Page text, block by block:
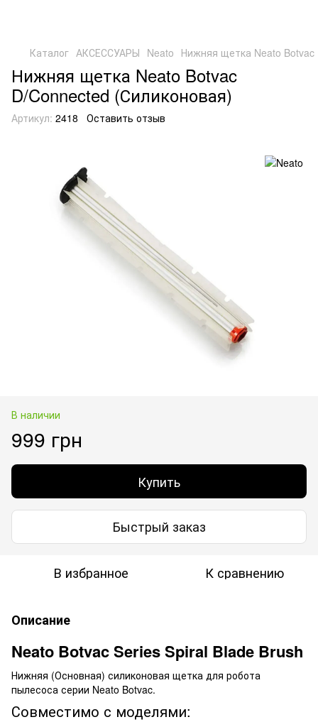
Каталог АКСЕССУАРЫ Neato Нижняя щетка Neato Botvac
Нижняя щетка Neato Botvac
D/Connected (Силиконовая)
Артикул: 2418 Оставить отзыв
В наличии
999 грн
Купить
Быстрый заказ
В избранное К сравнению
Описание
Neato Botvac Series Spiral Blade Brush
Нижняя (Основная) силиконовая щетка для робота
пылесоса серии Neato Botvac.
Совместимо с моделями: